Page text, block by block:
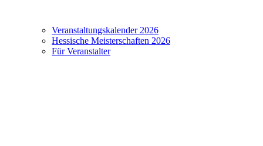
Veranstaltungskalender 2026
Hessische Meisterschaften 2026
Für Veranstalter